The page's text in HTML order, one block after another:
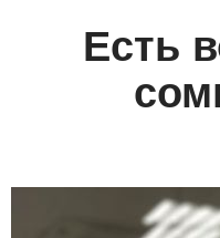
Есть